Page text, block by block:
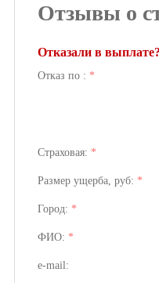
Отзывы о
Отказали в
Отказ по : *
Страховая: *
Размер ущерба, руб: *
Город: *
ФИО: *
e-mail: